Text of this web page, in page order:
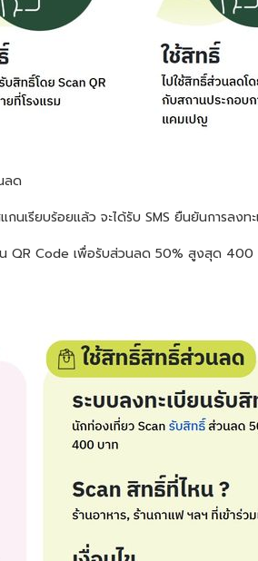
ลด
รียบร้อยแล้ว จะได้รับ SMS ยืนยันการลงทะ
QR Code เพื่อรับส่วนลด 50% สูงสุด 400